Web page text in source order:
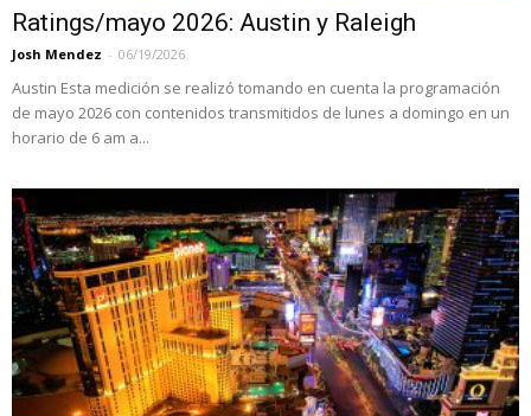
Ratings/mayo 2026: Austin y Raleigh
Josh Mendez - 06/19/2026
Austin Esta medición se realizó tomando en cuenta la programación
de mayo 2026 con contenidos transmitidos de lunes a domingo en un
horario de 6 am a...